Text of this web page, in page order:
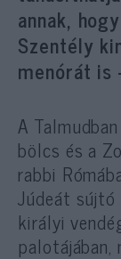
annak,
Szentély
menórát is
A
bölcs és a
rabbi
Júdeát
királyi